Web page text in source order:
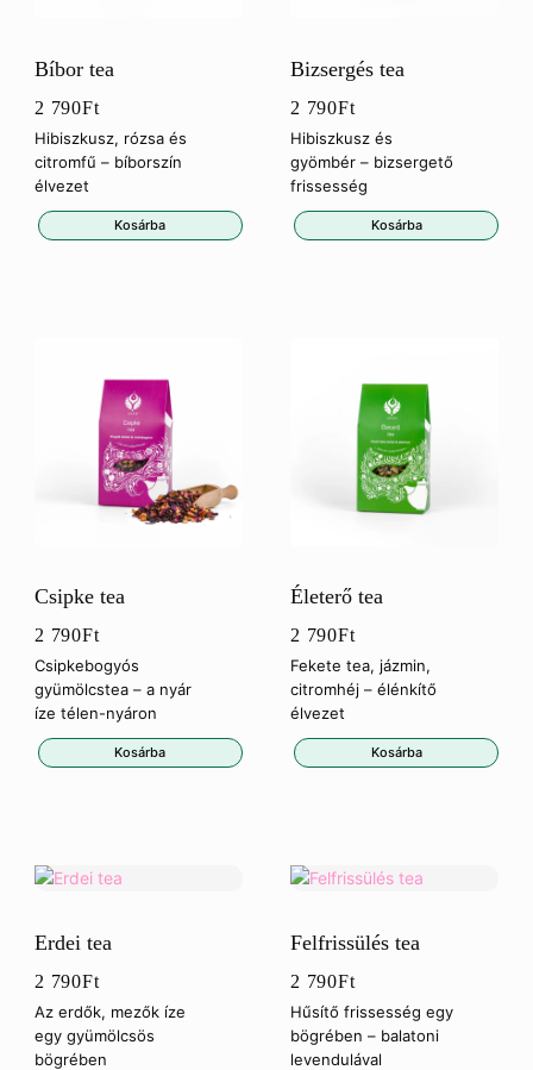
Bíbor tea
2 790Ft
Hibiszkusz, rózsa és
citromfű – bíborszín
élvezet
Kosárba
Bizsergés tea
2 790Ft
Hibiszkusz és
gyömbér – bizsergető
frissesség
Kosárba
Csipke tea
2 790Ft
Csipkebogyós
gyümölcstea – a nyár
íze télen-nyáron
Kosárba
Életerő tea
2 790Ft
Fekete tea, jázmin,
citromhéj – élénkítő
élvezet
Kosárba
Erdei tea
2 790Ft
Az erdők, mezők íze
egy gyümölcsös
bögrében
Felfrissülés tea
2 790Ft
Hűsítő frissesség egy
bögrében – balatoni
levendulával